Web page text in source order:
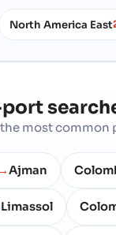
North America East
most
Ajman
Limassol